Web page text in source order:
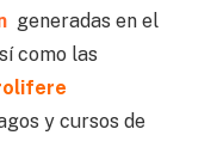
generadas en el
como las
y cursos de